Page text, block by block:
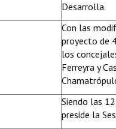
Desarrolla.
Con las
proyecto de
los
Ferreyra y
Siendo las
preside la